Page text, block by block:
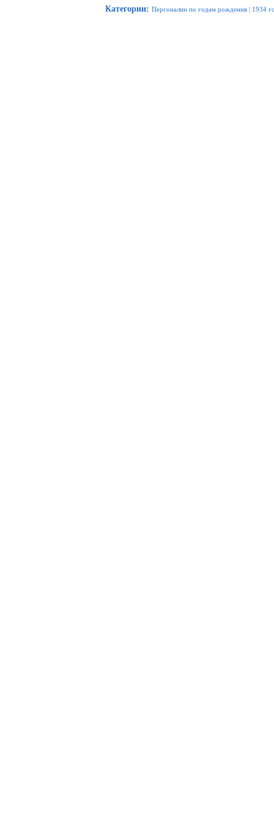
Категории: Персоналии по годам рождения | 1934